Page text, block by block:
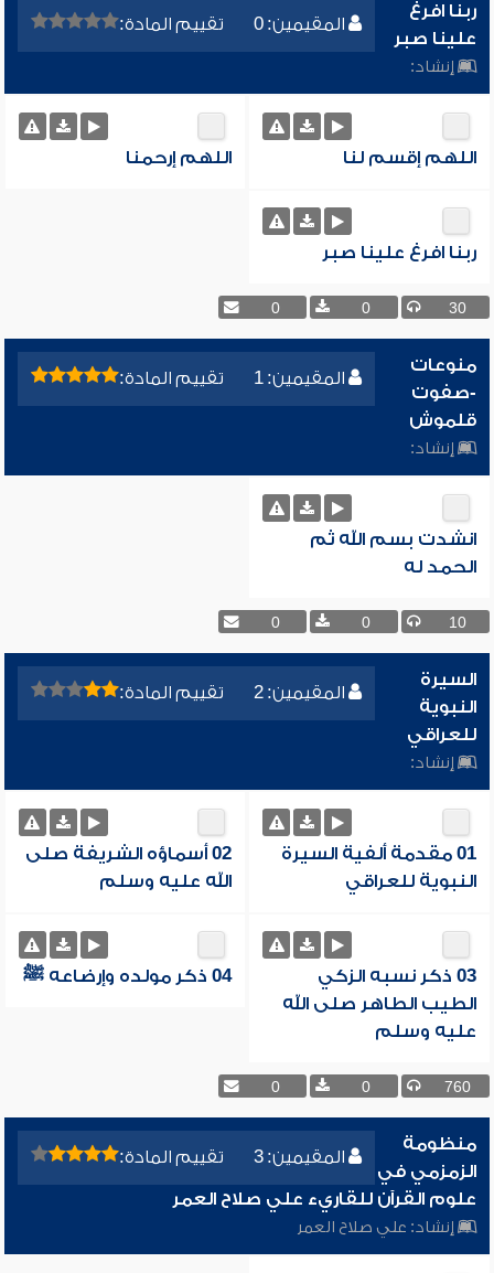
المقيمين: 0 تقييم المادة:
ربنا افرغ
علينا صبر
إنشاد:
اللهم إقسم لنا اللهم إرحمنا
ربنا افرغ علينا صبر
30
0
0
المقيمين: 1 تقييم المادة:
منوعات
-صفوت
قلموش
إنشاد:
انشدت بسم الله ثم
الحمد له
10
0
0
المقيمين: 2 تقييم المادة:
السيرة
النبوية
للعراقي
إنشاد:
01 مقدمة ألفية السيرة
النبوية للعراقي
02 أسماؤه الشريفة صلى
الله عليه وسلم
03 ذكر نسبه الزكي
الطيب الطاهر صلى الله
عليه وسلم
04 ذكر مولده وإرضاعه ﷺ
760
0
0
المقيمين: 3 تقييم المادة:
منظومة
الزمزمي في
علوم القرآن للقاريء علي صلاح العمر
إنشاد: علي صلاح العمر